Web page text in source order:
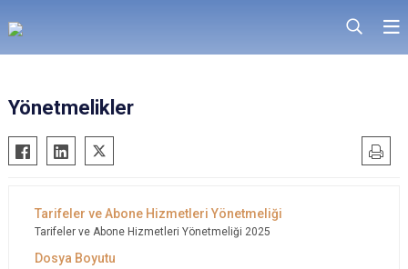
Yönetmelikler
Tarifeler ve Abone Hizmetleri Yönetmeliği 2025